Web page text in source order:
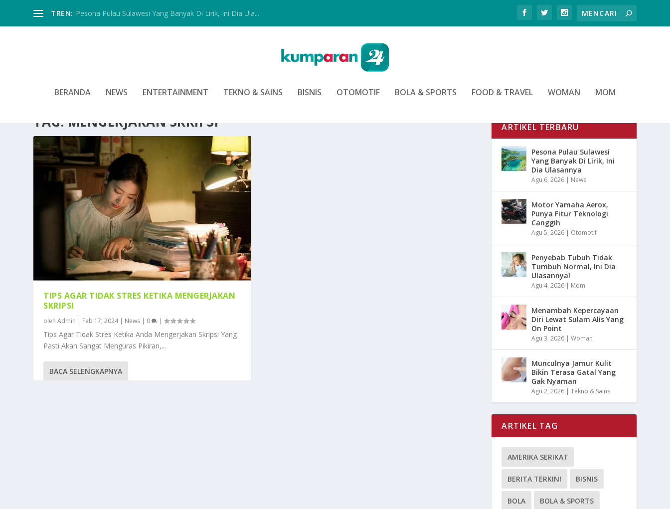
TREN: Pesona Pulau Sulawesi Yang Banyak Di Lirik, Ini Dia Ula...
BERANDA NEWS ENTERTAINMENT TEKNO & SAINS BISNIS OTOMOTIF BOLA & SPORTS FOOD & TRAVEL WOMAN MOM
TAG: MENGERJAKAN SKRIPSI
TIPS AGAR TIDAK STRES KETIKA MENGERJAKAN
SKRIPSI
olehAdmin | Feb 17, 2024| News | 0 |
Tips Agar Tidak Stres Ketika Anda Mengerjakan Skripsi Yang
Pasti Akan Sangat Menguras Pikiran,...
BACA SELENGKAPNYA
ARTIKEL TERBARU
Pesona Pulau Sulawesi
Yang Banyak Di Lirik, Ini
Dia Ulasannya
Agu 6, 2026 | News
Motor Yamaha Aerox,
Punya Fitur Teknologi
Canggih
Agu 5, 2026 | Otomotif
Penyebab Tubuh Tidak
Tumbuh Normal, Ini Dia
Ulasannya!
Agu 4, 2026 | Mom
Menambah Kepercayaan
Diri Lewat Sulam Alis Yang
On Point
Agu 3, 2026 |Woman
Munculnya Jamur Kulit
Bikin Terasa Gatal Yang
Gak Nyaman
Agu 2, 2026 |Tekno & Sains
ARTIKEL TAG
AMERIKA SERIKAT
BERITA TERKINI BISNIS
BOLA BOLA & SPORTS